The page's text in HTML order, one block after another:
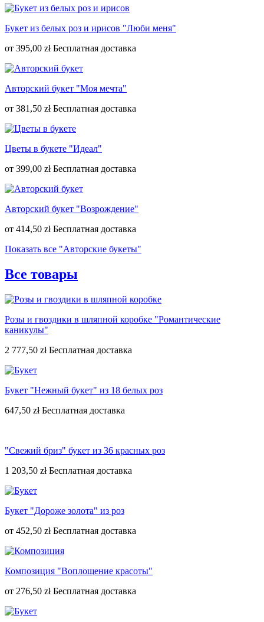
Букет из белых роз и ирисов "Люби меня"
от 395,00 zł
Авторский букет "Моя мечта"
от 381,50 zł
Цветы в букете "Идеал"
от 399,00 zł
Авторский букет "Возрождение"
от 414,50 zł
Показать все "Авторские букеты"
Все товары
Розы и гвоздики в шляпной коробке "Романтические
каникулы"
2 777,50 zł
Букет "Нежный букет" из 18 белых роз
647,50 zł
"Свежий бриз" букет из 36 красных роз
1 203,50 zł
Букет "Дороже золота" из роз
от 452,50 zł
Композиция "Воплощение красоты"
от 276,50 zł